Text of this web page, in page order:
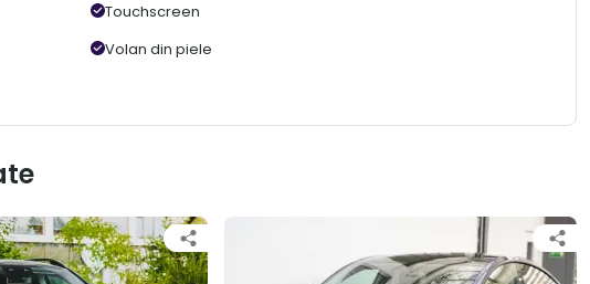
Touchscreen
Volan din piele